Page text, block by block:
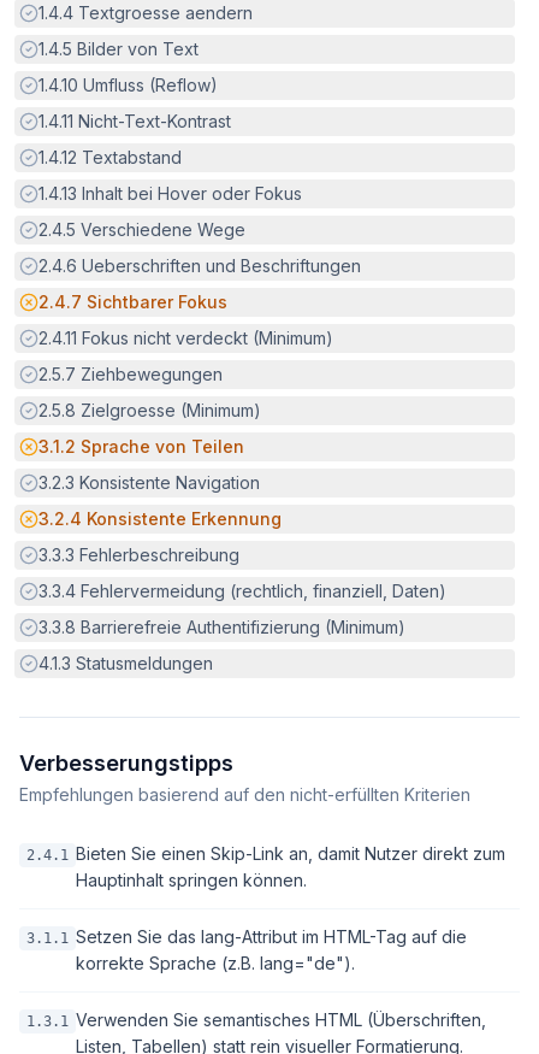
Erfüllt:
1.4.4 Textgroesse aendern
Erfüllt:
1.4.5 Bilder von Text
Erfüllt:
1.4.10 Umfluss (Reflow)
Erfüllt:
1.4.11 Nicht-Text-Kontrast
Erfüllt:
1.4.12 Textabstand
Erfüllt:
1.4.13 Inhalt bei Hover oder Fokus
Erfüllt:
2.4.5 Verschiedene Wege
Erfüllt:
2.4.6 Ueberschriften und Beschriftungen
Potenzielle Barriere:
2.4.7 Sichtbarer Fokus
Erfüllt:
2.4.11 Fokus nicht verdeckt (Minimum)
Erfüllt:
2.5.7 Ziehbewegungen
Erfüllt:
2.5.8 Zielgroesse (Minimum)
Potenzielle Barriere:
3.1.2 Sprache von Teilen
Erfüllt:
3.2.3 Konsistente Navigation
Potenzielle Barriere:
3.2.4 Konsistente Erkennung
Erfüllt:
3.3.3 Fehlerbeschreibung
Erfüllt:
3.3.4 Fehlervermeidung (rechtlich, finanziell, Daten)
Erfüllt:
3.3.8 Barrierefreie Authentifizierung (Minimum)
Erfüllt:
4.1.3 Statusmeldungen
Verbesserungstipps
Empfehlungen basierend auf den nicht-erfüllten Kriterien
2.4.1 Bieten Sie einen Skip-Link an, damit Nutzer direkt zum
Hauptinhalt springen können.
3.1.1 Setzen Sie das lang-Attribut im HTML-Tag auf die
korrekte Sprache (z.B. lang="de").
1.3.1 Verwenden Sie semantisches HTML (Überschriften,
Listen, Tabellen) statt rein visueller Formatierung.